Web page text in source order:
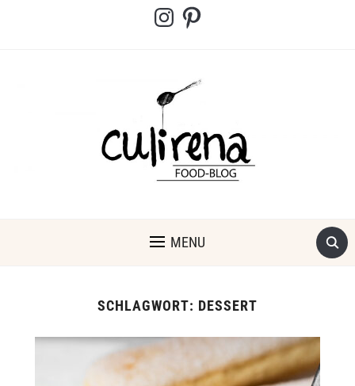
InstagramPinterest
MENU
SCHLAGWORT: DESSERT